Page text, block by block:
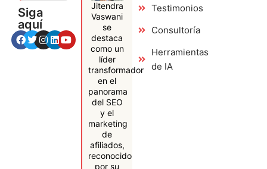
Siga
aquí
Jitendra
Vaswani
se
destaca
como un
líder
transformador
en el
panorama
del SEO
y el
marketing
de
afiliados,
reconocido
por su
Testimonios
Consultoría
Herramientas
de IA